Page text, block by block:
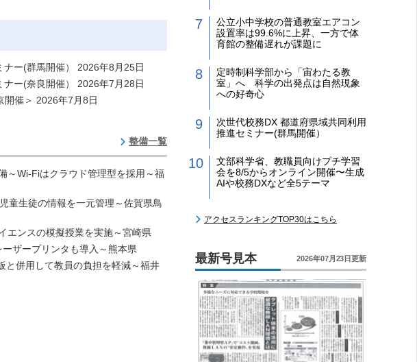
ー(群馬開催） 2026年8月25日
ー(奈良開催） 2026年7月28日
開催＞ 2026年7月8日
整備一覧
～Wi-Fiはクラウド管理型を採用～福
童生徒の情報を一元管理～佐賀県鳥
エンスの模擬授業を実施～宮崎県
ザープリンタも導入～熊本県
と併用して教員の負担を軽減～福井
公立小中学校の普通教室エアコン
設置率は99.6%に上昇、一方で体
育館の整備遅れが課題に
定時制科学部から「宙わたる教
室」へ 科学の出発点は自然現象
への好奇心
次世代校務DX 都道府県域共同利用
推進セミナー(群馬開催）
文部科学省、教職員向けプチ学習
会を8/5からオンライン開催〜生成
AIや校務DXなど全5テーマ
アクセスランキングTOP30はこちら
最新号見本 2026年07月23日更新